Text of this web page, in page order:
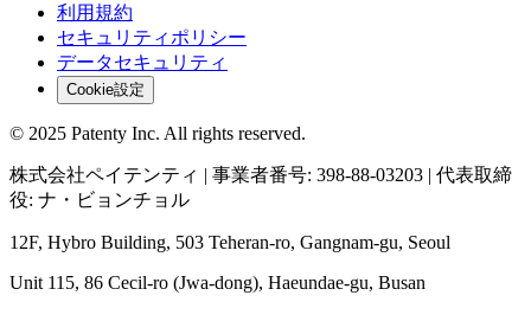
利用規約
セキュリティポリシー
データセキュリティ
Cookie設定
© 2025 Patenty Inc. All rights reserved.
株式会社ペイテンティ | 事業者番号: 398-88-03203 | 代表取締
役: ナ・ビョンチョル
12F, Hybro Building, 503 Teheran-ro, Gangnam-gu, Seoul
Unit 115, 86 Cecil-ro (Jwa-dong), Haeundae-gu, Busan